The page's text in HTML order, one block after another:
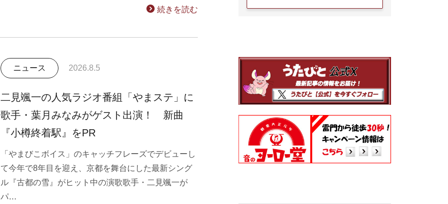
続きを読む
ニュース 2026.8.5
二見颯一の人気ラジオ番組「やまステ」に
歌手・葉月みなみがゲスト出演！ 新曲
『小樽終着駅』をPR
「やまびこボイス」のキャッチフレーズでデビューし
て今年で8年目を迎え、京都を舞台にした最新シング
ル『古都の雪』がヒット中の演歌歌手・二見颯一が
パ…